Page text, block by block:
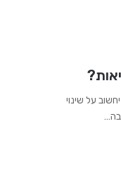
על שינוי
בה…